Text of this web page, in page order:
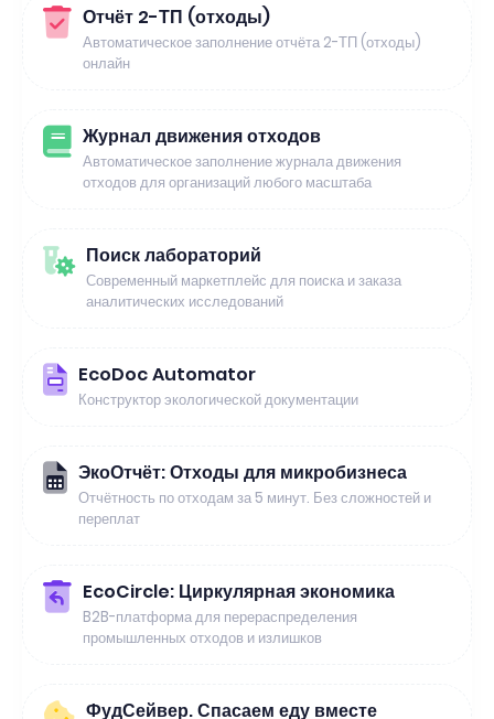
Отчёт 2-ТП (отходы)
Автоматическое заполнение отчёта 2-ТП (отходы)
онлайн
Журнал движения отходов
Автоматическое заполнение журнала движения
отходов для организаций любого масштаба
Поиск лабораторий
Современный маркетплейс для поиска и заказа
аналитических исследований
EcoDoc Automator
Конструктор экологической документации
ЭкоОтчёт: Отходы для микробизнеса
Отчётность по отходам за 5 минут. Без сложностей и
переплат
EcoCircle: Циркулярная экономика
B2B-платформа для перераспределения
промышленных отходов и излишков
ФудСейвер. Спасаем еду вместе